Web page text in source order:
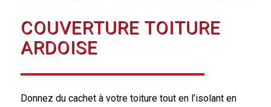
COUVERTURE TOITURE
ARDOISE
Donnez du cachet à votre toiture tout en l’isolant en